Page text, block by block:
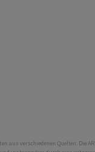
aus verschiedenen Quellen. Die